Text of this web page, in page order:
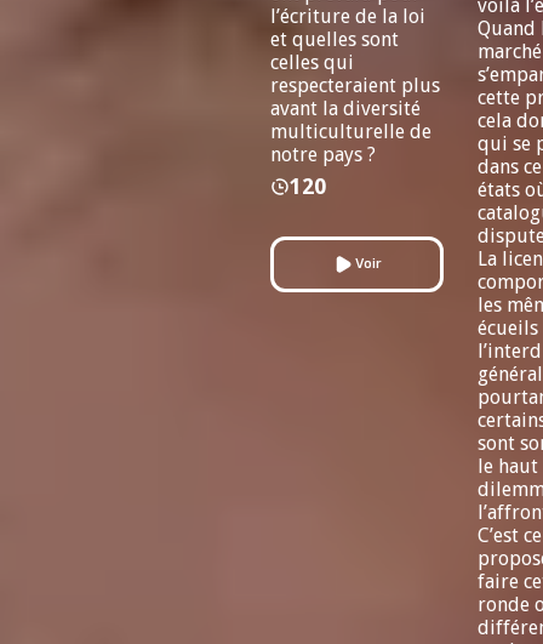
l’écriture de la loi
et quelles sont
celles qui
respecteraient plus
avant la diversité
multiculturelle de
notre pays ?
120
Voir
voilà
Quand
marché
cette
cela
qui se
dans
états
La
les
écueils
sont
le haut
C’est
faire
ronde